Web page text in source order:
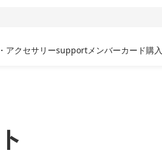
アクセサリーsupportメンバーカード購入